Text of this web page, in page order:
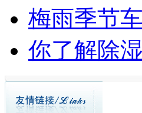
梅雨季节
你了解除